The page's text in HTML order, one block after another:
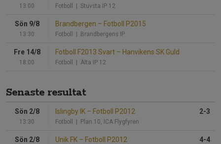
13:00 Fotboll | Stuvsta IP 12
Sön 9/8
13:30
Brandbergen – Fotboll P2015
Fotboll | Brandbergens IP
Fre 14/8
18:00
Fotboll F2013 Svart – Hanvikens SK Guld
Fotboll | Älta IP 12
Senaste resultat
Sön 2/8
13:30
Islingby IK – Fotboll P2012
Fotboll | Plan 10, ICA Flygfyren
2-3
Sön 2/8 Unik FK – Fotboll P2012 4-4